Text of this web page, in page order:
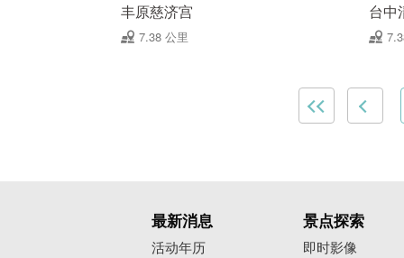
丰原慈济宫
7.38 公里
台中
最新消息
活动年历
景点探索
即时影像